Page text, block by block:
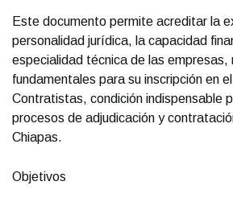
Este documento permite acreditar la
personalidad jurídica, la capacidad
especialidad técnica de las empresas,
fundamentales para su inscripción en
Contratistas, condición indispensable
procesos de adjudicación y
Chiapas.
Objetivos